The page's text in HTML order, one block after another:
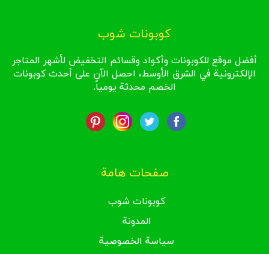
كوبونات شوب
أفضل موقع للكوبونات وأكواد وقسائم التخفيض لأشهر المتاجر
الإلكترونية في الشرق الأوسط، احصل الآن على أحدث كوبونات
الخصم محدثة يومياً.
صفحات هامة
كوبونات شوب
المدونة
سياسة الخصوصية